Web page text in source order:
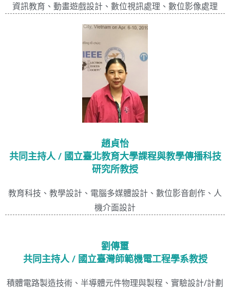
資訊教育、動畫遊戲設計、數位視訊處理、數位影像處理
趙貞怡
共同主持人 / 國立臺北教育大學課程與教學傳播科技
研究所教授
教育科技、教學設計、電腦多媒體設計、數位影音創作、人
機介面設計
劉傳璽
共同主持人 / 國立臺灣師範機電工程學系教授
積體電路製造技術、半導體元件物理與製程、實驗設計/計劃